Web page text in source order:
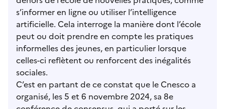
s’informer en ligne ou utiliser l’intelligence
artificielle. Cela interroge la manière dont l’école
peut ou doit prendre en compte les pratiques
informelles des jeunes, en particulier lorsque
celles-ci reflètent ou renforcent des inégalités
sociales.
C’est en partant de ce constat que le Cnesco a
organisé, les 5 et 6 novembre 2024, sa 8e